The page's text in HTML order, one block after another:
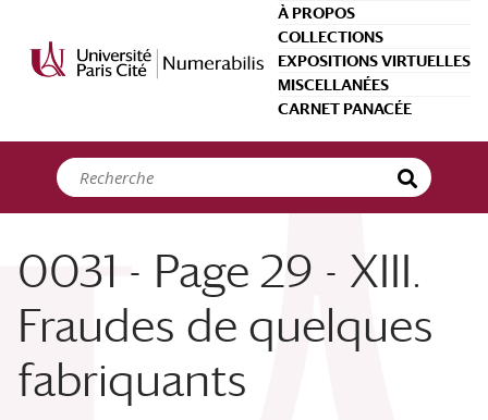
À PROPOS
COLLECTIONS
EXPOSITIONS VIRTUELLES
MISCELLANÉES
CARNET PANACÉE
0031 - Page 29 - XIII.
Fraudes de quelques
fabriquants